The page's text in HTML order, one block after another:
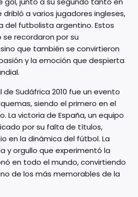
a varios jugadores ingleses,
del futbolista argentino. Estos
recordaron por su
que también se convirtieron
y la emoción que despierta
de Sudáfrica 2010 fue un evento
siendo el primero en el
La victoria de España, un equipo
por su falta de títulos,
en la dinámica del fútbol. La
y orgullo que experimentó la
en todo el mundo, convirtiendo
de los más memorables de la